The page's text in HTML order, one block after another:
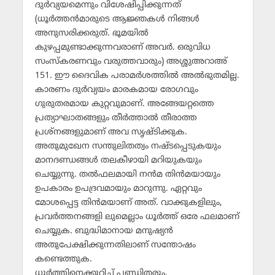
ദുര്‍വ്യയമെന്നും വിശേഷിപ്പിക്കുന്നത്
(ധൂര്‍ത്തന്‍മാരുടെ ആജ്ഞകള്‍ നിങ്ങള്‍
അനുസരിക്കരുത്. ഭൂമയില്‍
കുഴപ്പമുണ്ടാക്കുന്നവരാണ് അവര്‍. ഒരുവിധ
സംസ്‌കരണവും വരുത്തവാരും) അശ്ശുഅറാഅ്
151. ഈ ദൈവിക പരാമര്‍ശത്തില്‍ അല്‍ഭുതമില്ല.
കാരണം ദുര്‍വ്യയം മാരകമായ രോഗവും
ഗുരുതരമായ കുറ്റവുമാണ്. അങ്ങേയറ്റത്തെ
പ്രത്യാഘാതങ്ങളും തീര്‍ത്താല്‍ തീരാത്ത
പ്രശ്‌നങ്ങളുമാണ് അവ സൃഷ്ടിക്കുക.
അതുമുഖേന സന്തുലിതത്വം നഷ്ടപ്പെടുകയും
മാനദണ്ഡങ്ങള്‍ തലകീഴായി മറിയുകയും
ചെയ്യുന്നു. തല്‍ഫലമായി നന്‍മ തിന്‍മയായും
ഉപകാരം ഉപദ്രവമായും മാറുന്നു. ഏറ്റവും
മോശപ്പെട്ട തിന്‍മയാണ് അത്. വാക്കുകളിലും,
പ്രവര്‍ത്തനങ്ങളി ലുമെല്ലാം ധൂര്‍ത്ത് ഒരേ ഫലമാണ്
ചെയ്യുക. ബുദ്ധിമാനായ മനുഷ്യന്‍
അതുപേക്ഷിക്കുന്നതിലാണ് സന്തോഷം
കണ്ടെത്തുക.